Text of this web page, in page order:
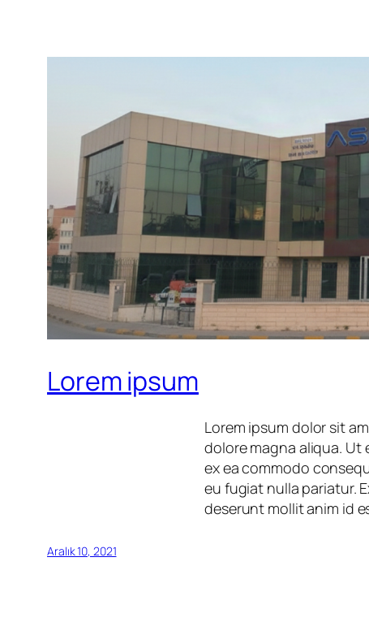
Lorem ipsum
Lorem ipsum dolor sit
dolore magna aliqua. Ut
ex ea commodo
eu fugiat nulla pariatur.
deserunt mollit anim id
Aralık 10, 2021